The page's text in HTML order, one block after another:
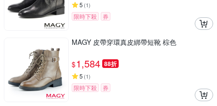
5 (1)
限時下殺 券
MAGY 皮帶穿環真皮綁帶短靴 棕色
$1,584 88折
5 (1)
限時下殺 券